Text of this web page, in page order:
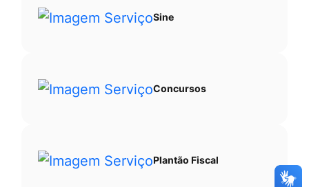
Sine
Concursos
Plantão Fiscal